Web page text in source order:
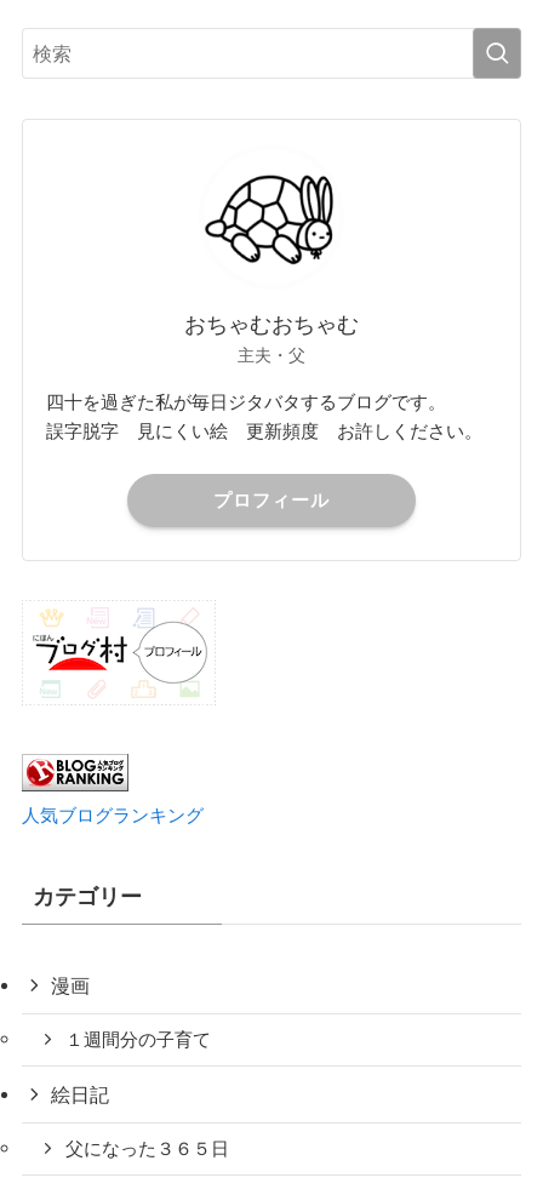
おちゃむおちゃむ
主夫・父
四十を過ぎた私が毎日ジタバタするブログです。
誤字脱字 見にくい絵 更新頻度 お許しください。
プロフィール
人気ブログランキング
カテゴリー
漫画
１週間分の子育て
絵日記
父になった３６５日